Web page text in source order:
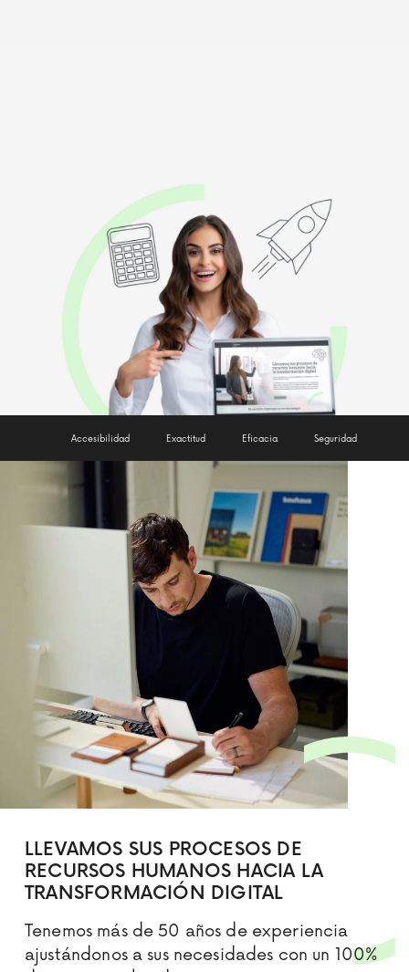
Accesibilidad Exactitud Eficacia Seguridad
LLEVAMOS SUS PROCESOS DE
RECURSOS HUMANOS HACIA LA
TRANSFORMACIÓN DIGITAL
Tenemos más de 50 años de experiencia
ajustándonos a sus necesidades con un 100%